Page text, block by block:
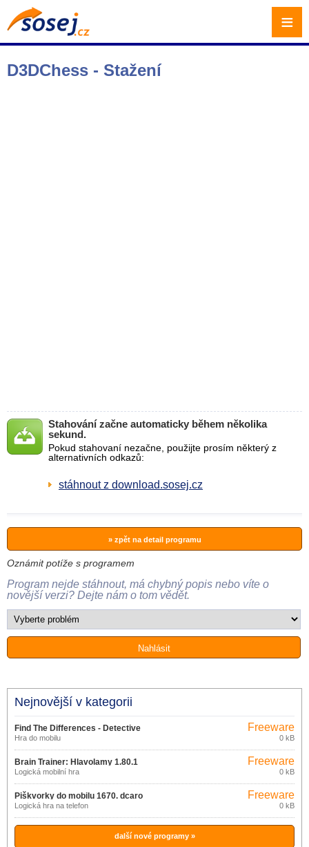
D3DChess - Stažení
Stahování začne automaticky během několika
sekund.
Pokud stahovaní nezačne, použijte prosím některý z
alternativních odkazů:
stáhnout z download.sosej.cz
» zpět na detail programu
Oznámit potíže s programem
Program nejde stáhnout, má chybný popis nebo víte o
novější verzi? Dejte nám o tom vědět.
Nejnovější v kategorii
Find The Differences - Detective
1.5.2
Hra do mobilu
Freeware
0 kB
Brain Trainer: Hlavolamy 1.80.1
Logická mobilní hra
Freeware
0 kB
Piškvorky do mobilu 1670. dcaro
Logická hra na telefon
Freeware
0 kB
další nové programy »
≡